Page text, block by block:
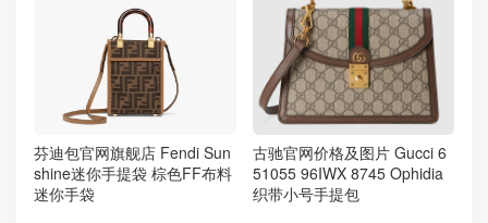
芬迪包官网旗舰店 Fendi Sun
shine迷你手提袋 棕色FF布料
迷你手袋
古驰官网价格及图片 Gucci 6
51055 96IWX 8745 Ophidia
织带小号手提包